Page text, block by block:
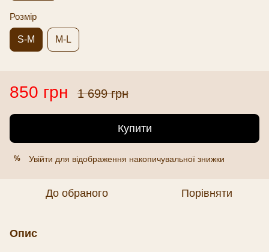
Розмір
S-M M-L
850 грн 1 699 грн
Купити
% Увійти для відображення накопичувальної знижки
До обраного Порівняти
Опис